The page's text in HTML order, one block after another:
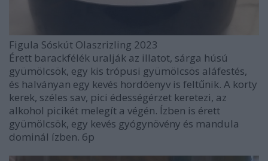
Figula Sóskút Olaszrizling 2023
Érett barackfélék uralják az illatot, sárga húsú
gyümölcsök, egy kis trópusi gyümölcsös aláfestés,
és halványan egy kevés hordóenyv is feltűnik. A korty
kerek, széles sav, pici édességérzet keretezi, az
alkohol picikét melegít a végén. Ízben is érett
gyümölcsök, egy kevés gyógynövény és mandula
dominál ízben. 6p